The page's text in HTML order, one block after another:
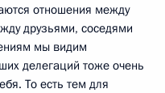
отношения между
друзьями, соседями
мы видим
делегаций тоже очень
То есть тем для